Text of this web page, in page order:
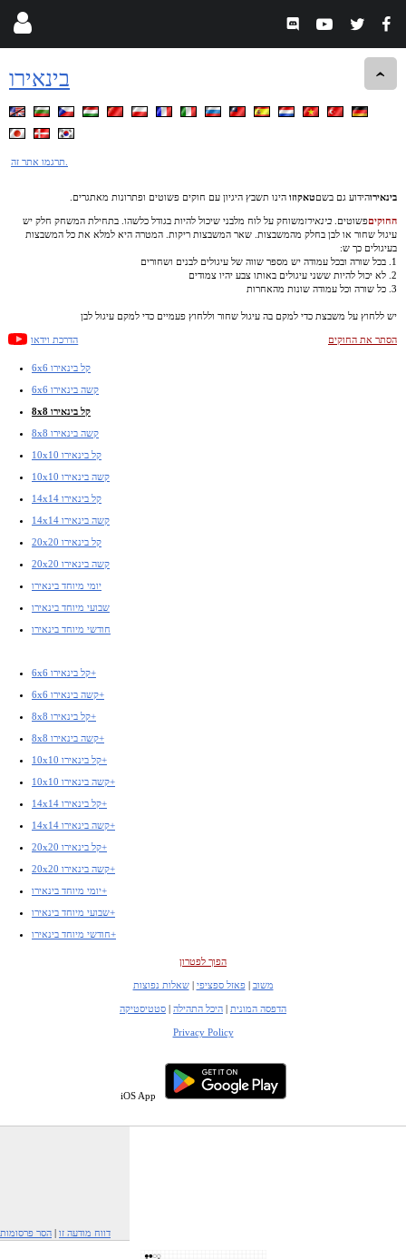
בינאירו
בינאירוהידוע גם בשםטאקוזו הינו תשבץ היגיון עם חוקים פשוטים ופתרונות מאתגרים.
החוקיםפשוטים. בינאירומשוחק על לוח מלבני שיכול להיות בגודל כלשהו. בתחילת המשחק חלק יש
עיגול שחור או לבן בחלק מהמשבצות. שאר המשבצות ריקות. המטרה היא למלא את כל המשבצות
בעיגולים כך ש:
1. בכל שורה ובכל עמודה יש מספר שווה של עיגולים לבנים ושחורים
2. לא יכול להיות ששני עיגולים באותו צבע יהיו צמודים
3. כל שורה וכל עמודה שונות מהאחרות
יש ללחוץ על משבצת כדי למקם בה עיגול שחור וללחוץ פעמיים כדי למקם עיגול לבן
הדרכת וידאו הסתר את החוקים
6x6 קל בינאירו
6x6 קשה בינאירו
8x8 קל בינאירו
8x8 קשה בינאירו
10x10 קל בינאירו
10x10 קשה בינאירו
14x14 קל בינאירו
14x14 קשה בינאירו
20x20 קל בינאירו
20x20 קשה בינאירו
יומי מיוחד בינאירו
שבועי מיוחד בינאירו
חודשי מיוחד בינאירו
6x6 קל בינאירו+
6x6 קשה בינאירו+
8x8 קל בינאירו+
8x8 קשה בינאירו+
10x10 קל בינאירו+
10x10 קשה בינאירו+
14x14 קל בינאירו+
14x14 קשה בינאירו+
20x20 קל בינאירו+
20x20 קשה בינאירו+
יומי מיוחד בינאירו+
שבועי מיוחד בינאירו+
חודשי מיוחד בינאירו+
הפוך לפטרון
משוב |פאזל ספציפי |שאלות נפוצות
הדפסה המונית | היכל התהילה | סטטיסטיקה
Privacy Policy
iOS App
הסר פרסומות | דווח מודעה זו